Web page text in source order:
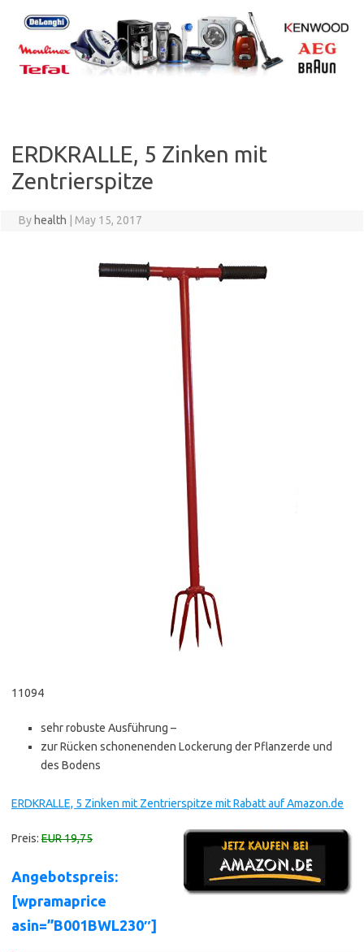
content
ERDKRALLE, 5 Zinken mit
Zentrierspitze
By health May 15, 2017
11094
sehr robuste Ausführung –
zur Rücken schonenenden Lockerung der Pflanzerde und
des Bodens
ERDKRALLE, 5 Zinken mit Zentrierspitze mit Rabatt auf Amazon.de
Preis: EUR 19,75
Angebotspreis:
[wpramaprice
asin=”B001BWL230″]